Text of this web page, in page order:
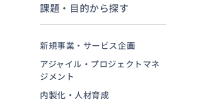
h
課題・目的から探す
新規事業・サービス企画
アジャイル・プロジェクトマネ
ジメント
内製化・人材育成